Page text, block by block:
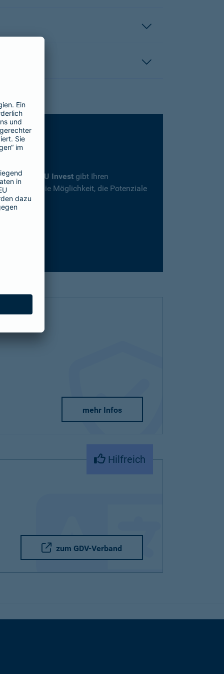
SBU Invest gibt Ihren
und die Möglichkeit, die Potenziale
mehr Infos
Hilfreich
zum GDV-Verband